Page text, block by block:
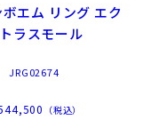
エム リング エク
ラスモール
JRG02674
（税込）